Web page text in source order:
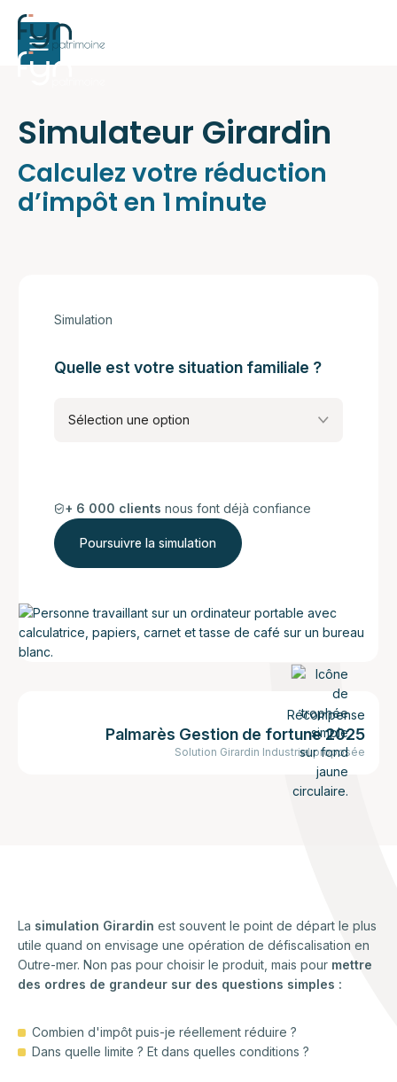
Simulateur Girardin
Calculez votre réduction
d’impôt en 1 minute
Simulation
Quelle est votre situation familiale ?
Sélection une option
+ 6 000 clients nous font déjà confiance
Récompense
Palmarès Gestion de fortune 2025
Solution Girardin Industriel proposée
La simulation Girardin est souvent le point de départ le plus
utile quand on envisage une opération de défiscalisation en
Outre-mer. Non pas pour choisir le produit, mais pour mettre
des ordres de grandeur sur des questions simples :
Combien d'impôt puis-je réellement réduire ?
Dans quelle limite ? Et dans quelles conditions ?